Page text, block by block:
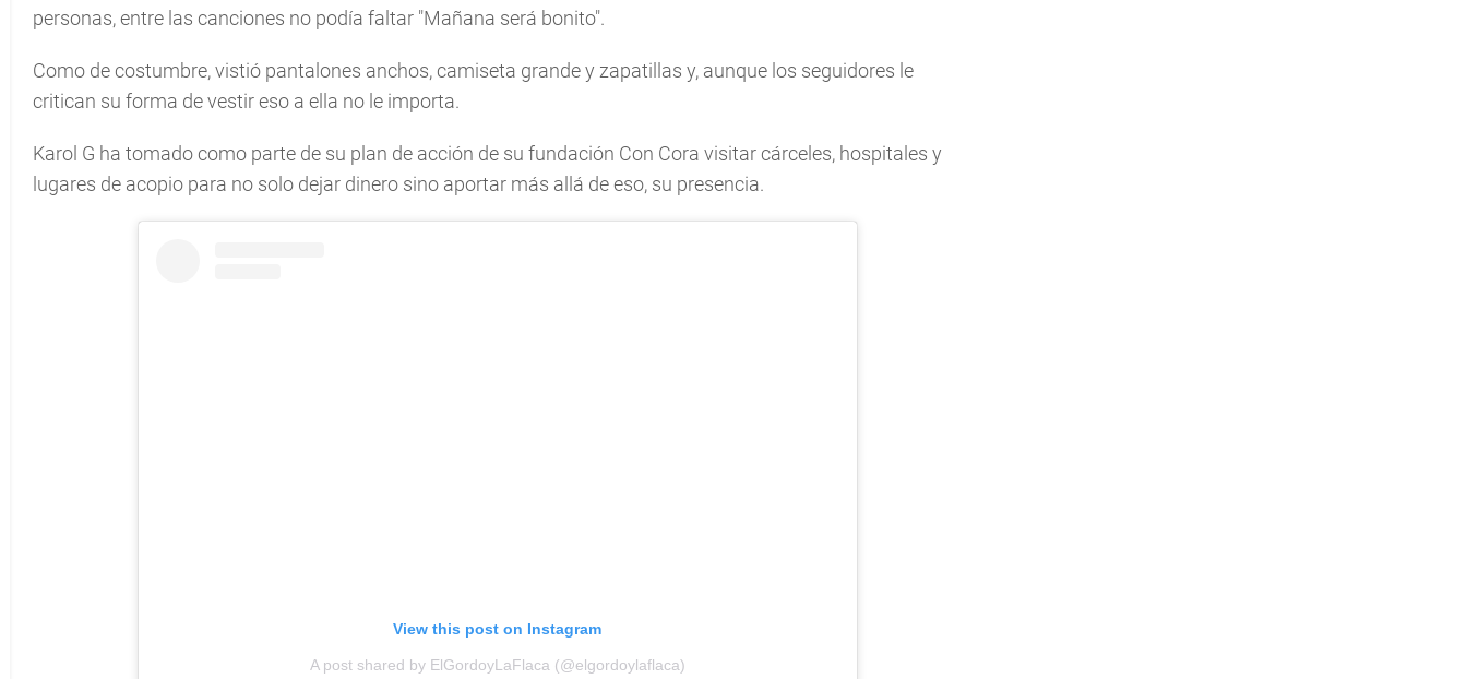
personas, entre las canciones no podía faltar "Mañana será bonito".
Como de costumbre, vistió pantalones anchos, camiseta grande y zapatillas y, aunque los seguidores le
critican su forma de vestir eso a ella no le importa.
Karol G ha tomado como parte de su plan de acción de su fundación Con Cora visitar cárceles, hospitales y
lugares de acopio para no solo dejar dinero sino aportar más allá de eso, su presencia.
View this post on Instagram
A post shared by ElGordoyLaFlaca (@elgordoylaflaca)